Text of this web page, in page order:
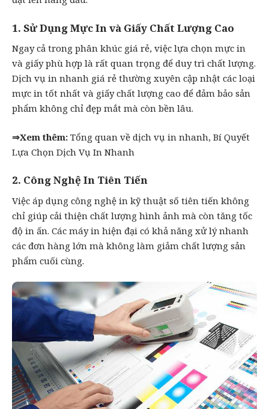
1. Sử Dụng Mực In và Giấy Chất Lượng Cao
Ngay cả trong phân khúc giá rẻ, việc lựa chọn mực in
và giấy phù hợp là rất quan trọng để duy trì chất lượng.
Dịch vụ in nhanh giá rẻ thường xuyên cập nhật các loại
mực in tốt nhất và giấy chất lượng cao để đảm bảo sản
phẩm không chỉ đẹp mắt mà còn bền lâu.
⇒Xem thêm: Tổng quan về dịch vụ in nhanh, Bí Quyết
Lựa Chọn Dịch Vụ In Nhanh
2. Công Nghệ In Tiên Tiến
Việc áp dụng công nghệ in kỹ thuật số tiên tiến không
chỉ giúp cải thiện chất lượng hình ảnh mà còn tăng tốc
độ in ấn. Các máy in hiện đại có khả năng xử lý nhanh
các đơn hàng lớn mà không làm giảm chất lượng sản
phẩm cuối cùng.